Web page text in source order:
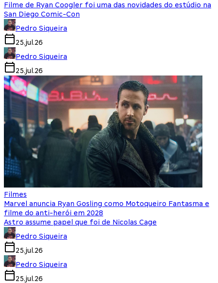
Filme de Ryan Coogler foi uma das novidades do estúdio na
San Diego Comic-Con
Pedro Siqueira
25.jul.26
Pedro Siqueira
25.jul.26
Filmes
Marvel anuncia Ryan Gosling como Motoqueiro Fantasma e
filme do anti-herói em 2028
Astro assume papel que foi de Nicolas Cage
Pedro Siqueira
25.jul.26
Pedro Siqueira
25.jul.26